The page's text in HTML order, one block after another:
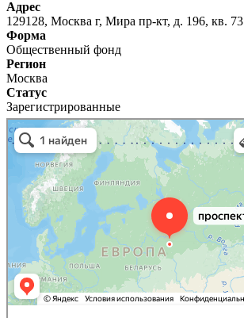
Адрес
129128, Москва г, Мира пр-кт, д. 196, кв. 73
Форма
Общественный фонд
Регион
Москва
Статус
Зарегистрированные